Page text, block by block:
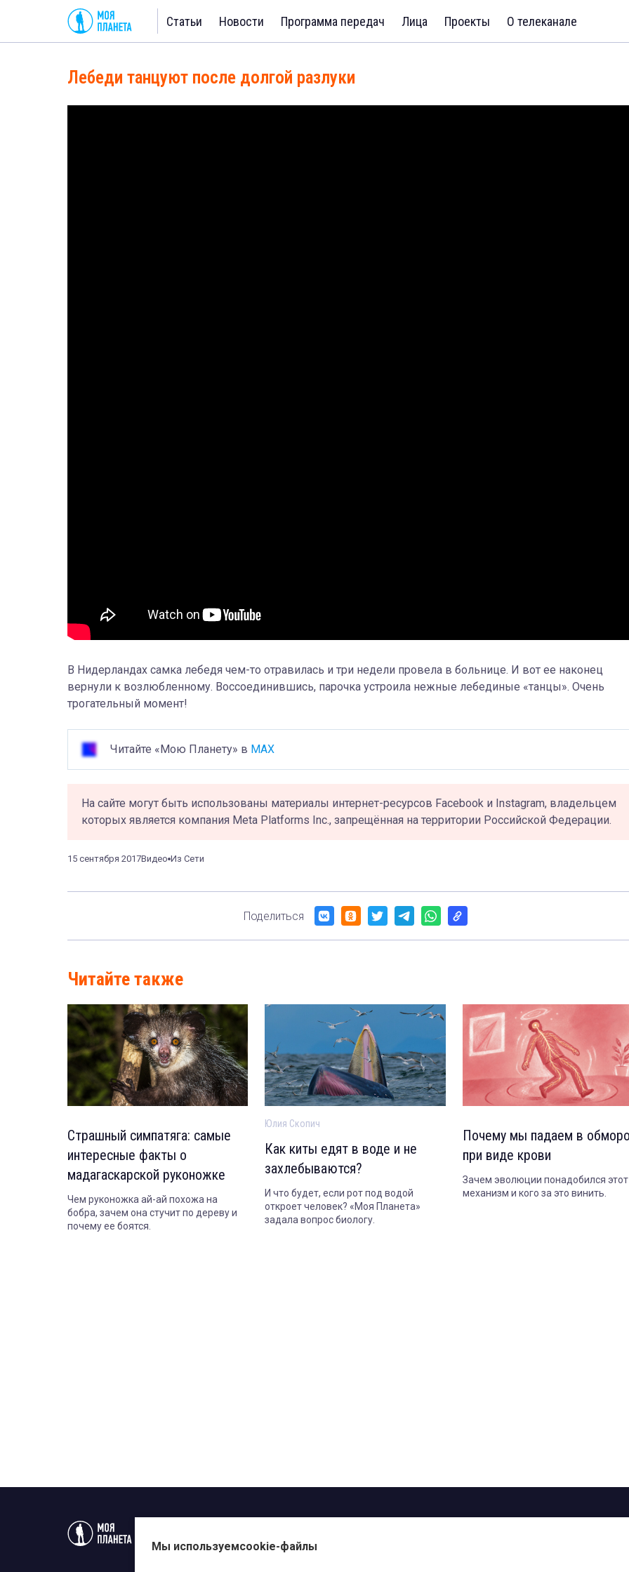
Статьи Новости Программа передач Лица Проекты О телеканале
Лебеди танцуют после долгой разлуки
В Нидерландах самка лебедя чем-то отравилась и три недели провела в больнице. И вот ее наконец
вернули к возлюбленному. Воссоединившись, парочка устроила нежные лебединые «танцы». Очень
трогательный момент!
Читайте «Мою Планету» в MAX
На сайте могут быть использованы материалы интернет-ресурсов Facebook и Instagram, владельцем
которых является компания Meta Platforms Inc., запрещённая на территории Российской Федерации.
15 сентября 2017Видео Из Сети
Поделиться
Читайте также
Страшный симпатяга: самые
интересные факты о
мадагаскарской руконожке
Чем руконожка ай-ай похожа на
бобра, зачем она стучит по дереву и
почему ее боятся.
Юлия Скопич
Как киты едят в воде и не
захлебываются?
И что будет, если рот под водой
откроет человек? «Моя Планета»
задала вопрос биологу.
Почему мы падаем в
при виде крови
Зачем эволюции понадобился этот
механизм и кого за это винить.
Мы используемcookie-файлы